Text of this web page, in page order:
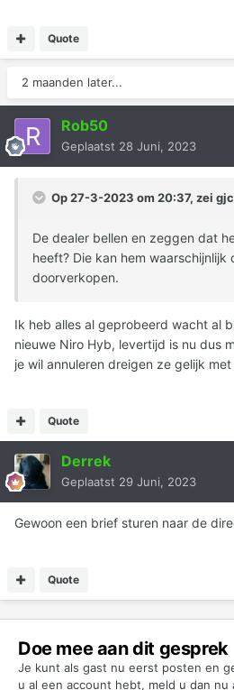
Quote
2 maanden later...
Rob50
Geplaatst 28 Juni, 2023
Op 27-3-2023 om 20:37, zei
De dealer bellen en zeggen dat
heeft? Die kan hem waarschijnlijk
doorverkopen.
Ik heb alles al geprobeerd wacht al
nieuwe Niro Hyb, levertijd is nu dus
je wil annuleren dreigen ze gelijk
Quote
Derrek
Geplaatst 29 Juni, 2023
Gewoon een brief sturen naar de
Quote
Doe mee aan dit gesprek
Je kunt als gast nu eerst posten en
u al een account hebt, meld u dan nu